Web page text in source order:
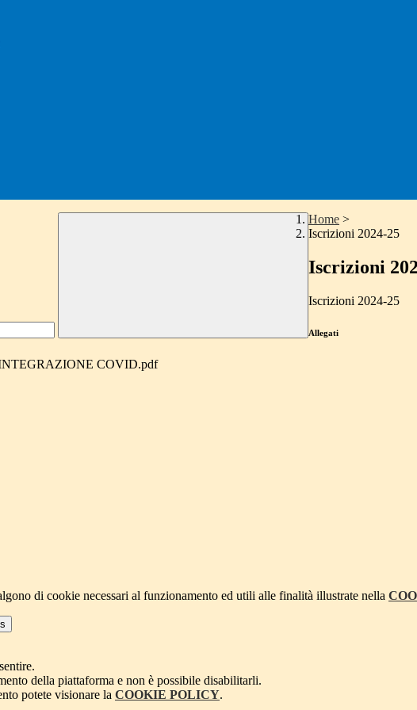
Home >
Iscrizioni 2024-25
Iscrizioni
Iscrizioni 2024-25
Allegati
COVID.pdf
di cookie necessari al funzionamento ed utili alle finalità illustrate nella
della piattaforma e non è possibile disabilitarli.
potete visionare la COOKIE POLICY.